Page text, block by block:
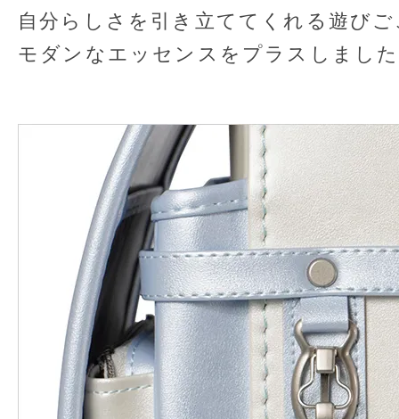
自分らしさを引き立ててくれる遊び
モダンなエッセンスをプラスしまし